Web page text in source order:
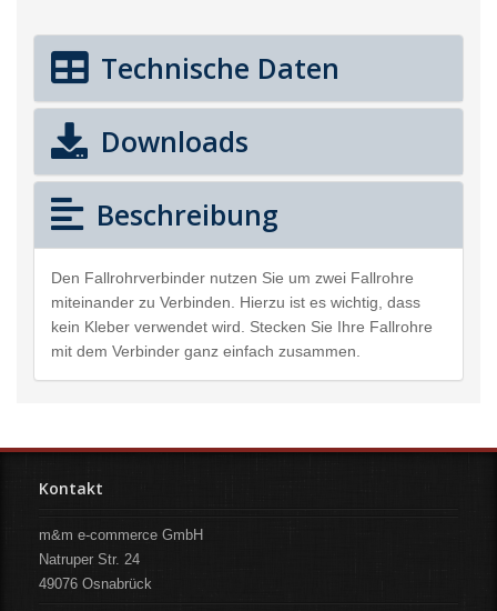
Technische Daten
Downloads
Beschreibung
Den Fallrohrverbinder nutzen Sie um zwei Fallrohre
miteinander zu Verbinden. Hierzu ist es wichtig, dass
kein Kleber verwendet wird. Stecken Sie Ihre Fallrohre
mit dem Verbinder ganz einfach zusammen.
Kontakt
m&m e-commerce GmbH
Natruper Str. 24
49076 Osnabrück